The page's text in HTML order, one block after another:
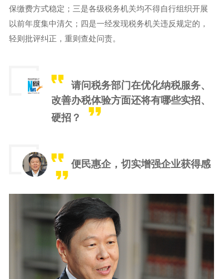
保缴费方式稳定；三是各级税务机关均不得自行组织开展
以前年度集中清欠；四是一经发现税务机关违反规定的，
轻则批评纠正，重则查处问责。
请问税务部门在优化纳税服务、
改善办税体验方面还将有哪些实招、
硬招？
便民惠企，切实增强企业获得感